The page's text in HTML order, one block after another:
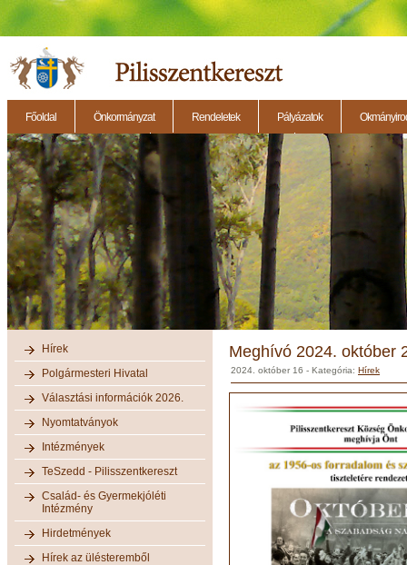
Főoldal Önkormányzat Rendeletek Pályázatok
2014.11.27. - Testületi ülés 2014.12.28. - Testületi ülés 2014.11.13. - Testületi
Hírek
Polgármesteri Hivatal
Választási információk 2026.
Nyomtatványok
Intézmények
TeSzedd - Pilisszentkereszt
Család- és Gyermekjóléti
Intézmény
Hirdetmények
Hírek az ülésteremből
Meghívó 2024. október
2024. október 16 - Kategória: Hírek